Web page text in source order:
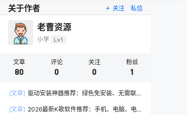
关于作者 关注 私信
老曹资源
小学 Lv1
文章
80
评论
0
关注
0
粉丝
1
[文章] 驱动安装神器推荐：绿色免安装、无需联
[文章] 2026最新K歌软件推荐：手机、电脑、电